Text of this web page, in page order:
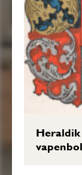
Heraldik